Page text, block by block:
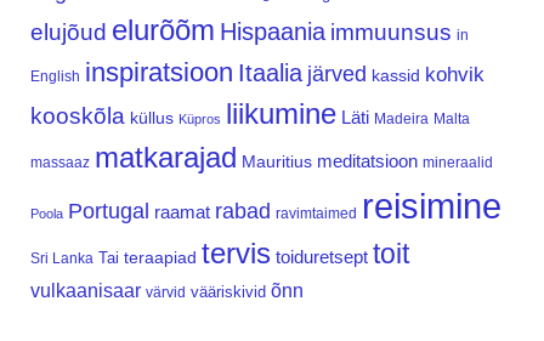
elujõud elurõõm Hispaania immuunsus in
English inspiratsioon Itaalia järved kassid kohvik
kooskõla küllus Küpros liikumine Läti Madeira Malta
massaaz matkarajad Mauritius meditatsioon mineraalid
Poola Portugal raamat rabad ravimtaimed reisimine
Sri Lanka Tai teraapiad tervis toiduretsept toit
vulkaanisaar värvid vääriskivid õnn